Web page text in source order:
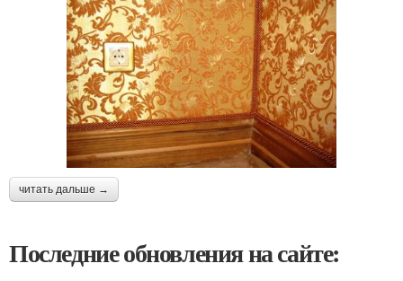
читать дальше →
Последние обновления на сайте: